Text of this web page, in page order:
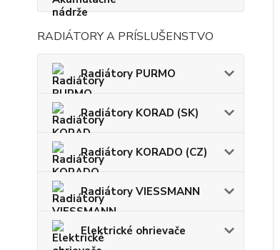
RADIÁTORY A PRÍSLUŠENSTVO
Radiátory PURMO
Radiátory KORAD (SK)
Radiátory KORADO (CZ)
Radiátory VIESSMANN
Elektrické ohrievače